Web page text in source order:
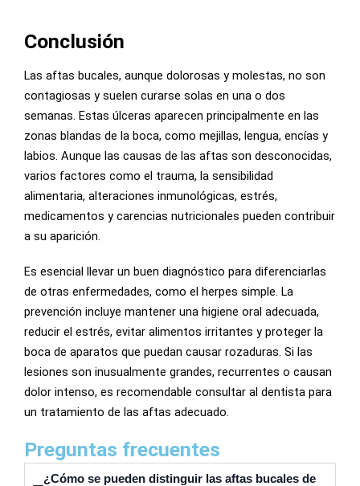
Conclusión
Las aftas bucales, aunque dolorosas y molestas, no son
contagiosas y suelen curarse solas en una o dos
semanas. Estas úlceras aparecen principalmente en las
zonas blandas de la boca, como mejillas, lengua, encías y
labios. Aunque las causas de las aftas son desconocidas,
varios factores como el trauma, la sensibilidad
alimentaria, alteraciones inmunológicas, estrés,
medicamentos y carencias nutricionales pueden contribuir
a su aparición.
Es esencial llevar un buen diagnóstico para diferenciarlas
de otras enfermedades, como el herpes simple. La
prevención incluye mantener una higiene oral adecuada,
reducir el estrés, evitar alimentos irritantes y proteger la
boca de aparatos que puedan causar rozaduras. Si las
lesiones son inusualmente grandes, recurrentes o causan
dolor intenso, es recomendable consultar al dentista para
un tratamiento de las aftas adecuado.
Preguntas frecuentes
¿Cómo se pueden distinguir las aftas bucales de